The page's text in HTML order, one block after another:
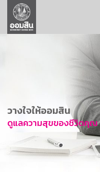
ลูกค้าธุรกิจ
ลูกค้าผู้ประกอบรายย่อย
การพัฒนาที่ยั่งยืน
ข่าวสาร
บริการทางการเงิน
อื่นๆ
วางใจให้ออมสิน
ดูแลความสุขของชีวิตคุณ